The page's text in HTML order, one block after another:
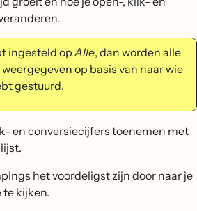
ingesteld opAlle, dan worden alle
op basis van naar wie
gestuurd.
en conversiecijfers toenemen met
het voordeligst zijn door naar je
te kijken.